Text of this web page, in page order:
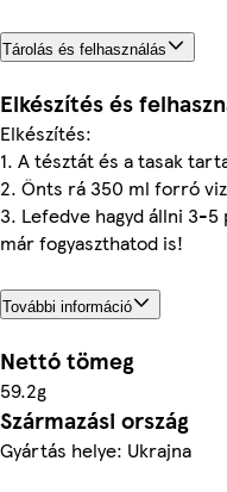
Tárolás és felhasználás
Elkészítés és
Elkészítés:
1. A tésztát és a tasak
2. Önts rá 350 ml forró
3. Lefedve hagyd állni 3-
már fogyaszthatod is!
További információ
Nettó tömeg
59.2g
Származási ország
Gyártás helye: Ukrajna